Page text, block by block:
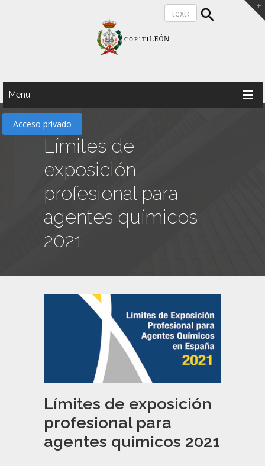
Menu
Acceso privado
Límites de
exposición
profesional para
agentes químicos
2021
Límites de exposición
profesional para
agentes químicos 2021